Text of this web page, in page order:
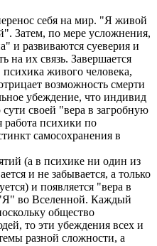
себя на мир. "Я живой
Затем, по мере усложнения,
и развиваются суеверия и
на их связь. Завершается
живого человека,
возможность смерти
убеждение, что индивид
своей "вера в загробную
работа психики по
самосохранения в
(а в психике ни один из
и не забывается, а только
и появляется "вера в
во Вселенной. Каждый
общество
то эти убеждения всех и
разной сложности, а